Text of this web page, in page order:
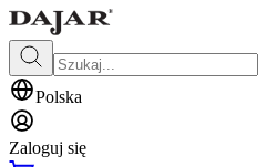
Polska
Zaloguj się